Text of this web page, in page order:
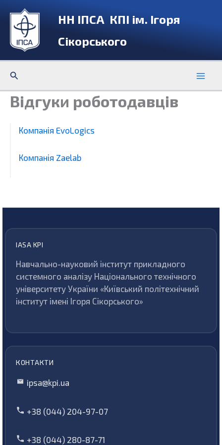
Перейти
вмісту
НН ІПСА КПІ ім. Ігоря
Сікорського
Пошук
Відгуки роботодавців
Компанія EvoLogics
Компанія Zaelab
IASA KPI
Навчально-науковий інститут прикладного
системного аналізу Національного технічного
університету України «Київський політехнічний
інститут імені Ігоря Сікорського»
КОНТАКТИ
ipsa@kpi.ua
+38 (044) 204-97-07
+38 (044) 280-87-71